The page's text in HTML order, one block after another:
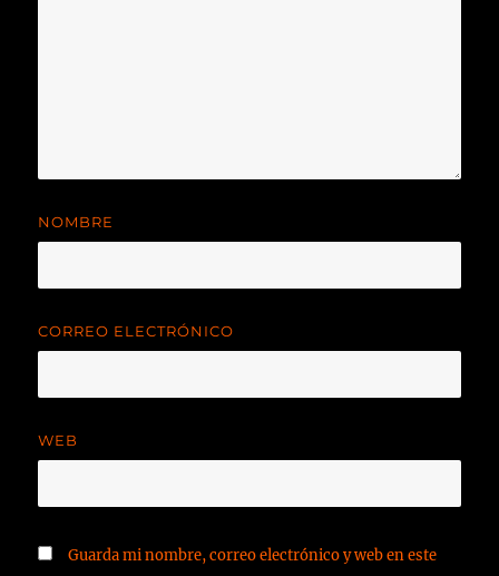
NOMBRE
CORREO ELECTRÓNICO
WEB
Guarda mi nombre, correo electrónico y web en este